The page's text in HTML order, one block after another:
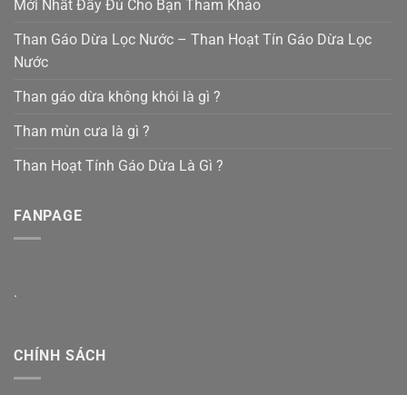
Mới Nhất Đầy Đủ Cho Bạn Tham Khảo
Than Gáo Dừa Lọc Nước – Than Hoạt Tín Gáo Dừa Lọc
Nước
Than gáo dừa không khói là gì ?
Than mùn cưa là gì ?
Than Hoạt Tính Gáo Dừa Là Gì ?
FANPAGE
.
CHÍNH SÁCH